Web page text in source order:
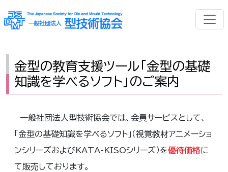
金型の教育支援ツール「金型の基礎
知識を学べるソフト」のご案内
一般社団法人型技術協会では、会員サービスとして、
「金型の基礎知識を学べるソフト」（視覚教材アニメーショ
ンシリーズおよびKATA-KISOシリーズ）を優待価格に
て販売しております。